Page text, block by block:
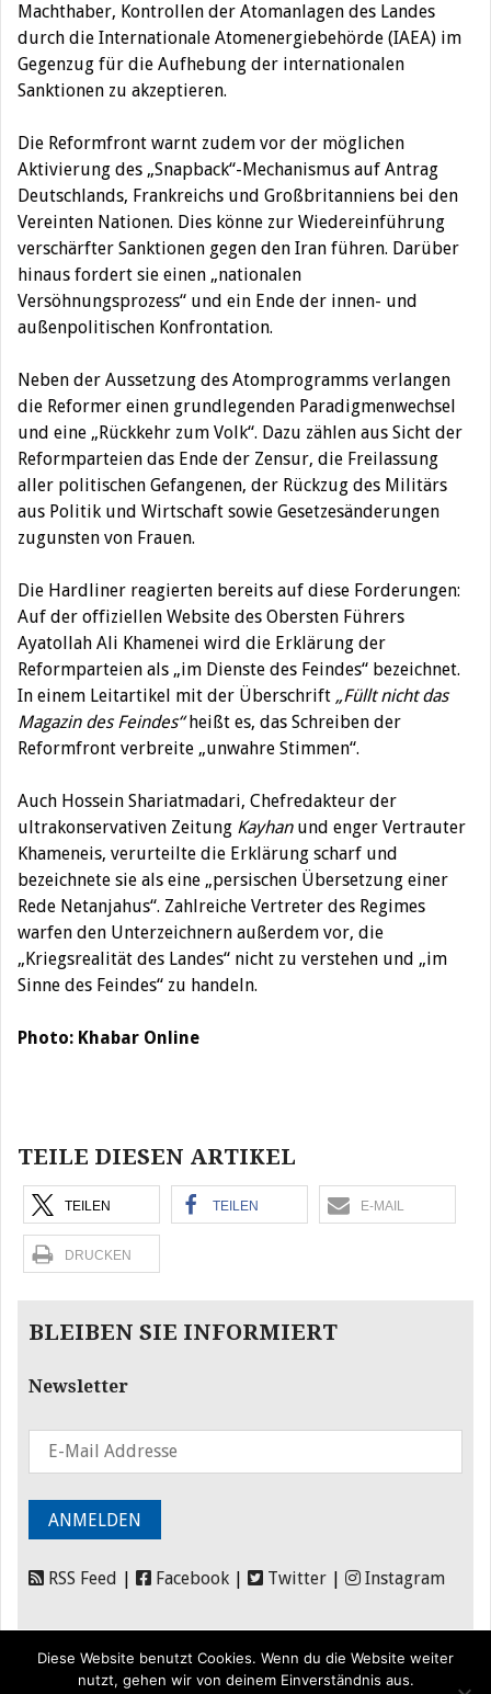
Machthaber, Kontrollen der Atomanlagen des Landes
durch die Internationale Atomenergiebehörde (IAEA) im
Gegenzug für die Aufhebung der internationalen
Sanktionen zu akzeptieren.
Die Reformfront warnt zudem vor der möglichen
Aktivierung des „Snapback“-Mechanismus auf Antrag
Deutschlands, Frankreichs und Großbritanniens bei den
Vereinten Nationen. Dies könne zur Wiedereinführung
verschärfter Sanktionen gegen den Iran führen. Darüber
hinaus fordert sie einen „nationalen
Versöhnungsprozess“ und ein Ende der innen- und
außenpolitischen Konfrontation.
Neben der Aussetzung des Atomprogramms verlangen
die Reformer einen grundlegenden Paradigmenwechsel
und eine „Rückkehr zum Volk“. Dazu zählen aus Sicht der
Reformparteien das Ende der Zensur, die Freilassung
aller politischen Gefangenen, der Rückzug des Militärs
aus Politik und Wirtschaft sowie Gesetzesänderungen
zugunsten von Frauen.
Die Hardliner reagierten bereits auf diese Forderungen:
Auf der offiziellen Website des Obersten Führers
Ayatollah Ali Khamenei wird die Erklärung der
Reformparteien als „im Dienste des Feindes“ bezeichnet.
In einem Leitartikel mit der Überschrift „Füllt nicht das
Magazin des Feindes“heißt es, das Schreiben der
Reformfront verbreite „unwahre Stimmen“.
Auch Hossein Shariatmadari, Chefredakteur der
ultrakonservativen Zeitung Kayhanund enger Vertrauter
Khameneis, verurteilte die Erklärung scharf und
bezeichnete sie als eine „persischen Übersetzung einer
Rede Netanjahus“. Zahlreiche Vertreter des Regimes
warfen den Unterzeichnern außerdem vor, die
„Kriegsrealität des Landes“ nicht zu verstehen und „im
Sinne des Feindes“ zu handeln.
Photo: Khabar Online
TEILE DIESEN ARTIKEL
TEILEN TEILEN E-MAIL
DRUCKEN
BLEIBEN SIE INFORMIERT
Newsletter
RSS Feed | Facebook | Twitter | Instagram
Diese Website benutzt Cookies. Wenn du die Website weiter
nutzt, gehen wir von deinem Einverständnis aus.